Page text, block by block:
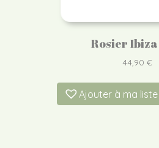
Rosier Ibiza
44,90 €
Ajouter à ma